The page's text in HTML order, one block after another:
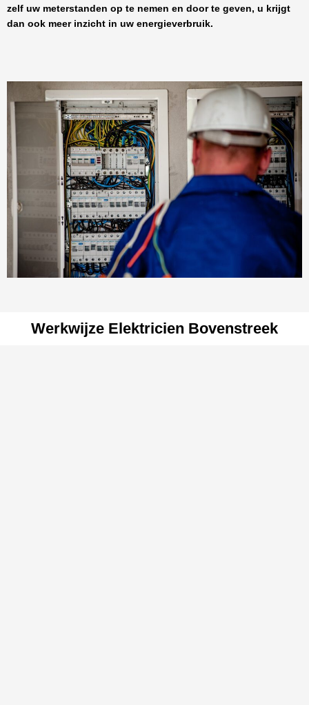
zelf uw meterstanden op te nemen en door te geven, u krijgt
dan ook meer inzicht in uw energieverbruik.
Werkwijze Elektricien Bovenstreek